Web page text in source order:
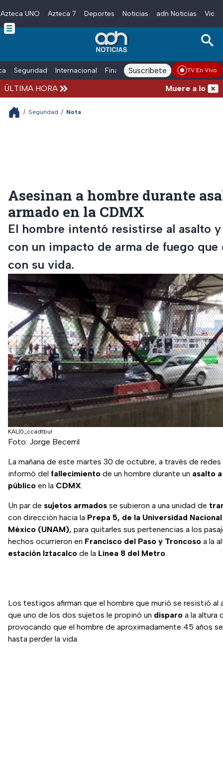
Skip to main content
Azteca UNO Azteca 7 Deportes Noticias adn Noticias
Seguridad Internacional Finanzas adn Noticias Radio
Suscríbete TV En Vivo
ÚLTIMA HORA Muere a los 68
/ Seguridad / Nota
Asesinan a hombre durante
armado en la CDMX
El hombre intentó resistirse al asalto
con un impacto de arma de fuego que
con su vida.
KAL|0_ccadtbul
Foto: Jorge Becerril
La mañana de este martes 30 de octubre, a través de
informó del fallecimiento de un hombre durante un asalto
público en la CDMX.
Un par de sujetos armados se subieron a una unidad de
con dirección hacia la Prepa 5, de la Universidad
México (UNAM), para quitarles sus pertenencias a los
hechos ocurrieron en Francisco del Paso y Troncoso a la
estación Iztacalco de la Línea 8 del Metro.
Los testigos afirman que el hombre que murió se resistió al
que uno de los dos sujetos le propinó un disparo a la altura
provocando que el hombre de aproximadamente 45 años
hasta perder la vida.